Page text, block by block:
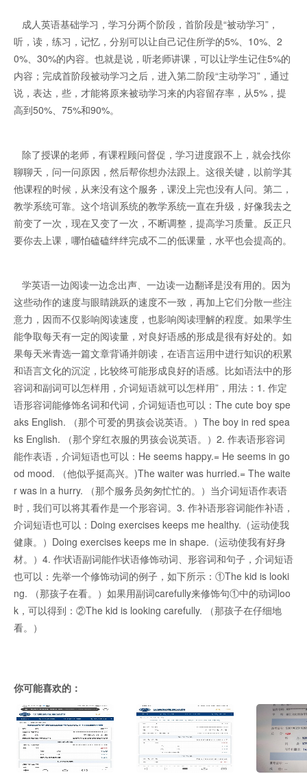
成人英语基础学习，学习分两个阶段，首阶段是“被动学习”，
听，读，练习，记忆，分别可以让自己记住所学的5%、10%、2
0%、30%的内容。也就是说，听老师讲课，可以让学生记住5%的
内容；完成首阶段被动学习之后，进入第二阶段“主动学习”，通过
说，表达，些，才能将原来被动学习来的内容留存率，从5%，提
高到50%、75%和90%。
除了授课的老师，有课程顾问督促，学习进度跟不上，就会找你
聊聊天，问一问原因，然后帮你想办法跟上。这很关键，以前学其
他课程的时候，从来没有这个服务，课没上完也没有人问。第二，
教学系统可靠。这个培训系统的教学系统一直在升级，好像我去之
前变了一次，现在又变了一次，不断调整，提高学习质量。反正只
要你去上课，哪怕磕磕绊绊完成不二的低课量，水平也会提高的。
学英语一边阅读一边念出声、一边读一边翻译是没有用的。因为
这些动作的速度与眼睛跳跃的速度不一致，再加上它们分散一些注
意力，因而不仅影响阅读速度，也影响阅读理解的程度。如果学生
能争取每天有一定的阅读量，对良好语感的形成是很有好处的。如
果每天米青选一篇文章背诵并朗读，在语言运用中进行知识的积累
和语言文化的沉淀，比较终可能形成良好的语感。比如语法中的形
容词和副词可以怎样用，介词短语就可以怎样用”，用法：1. 作定
语形容词能修饰名词和代词，介词短语也可以：The cute boy spe
aks English. （那个可爱的男孩会说英语。）The boy in red spea
ks English. （那个穿红衣服的男孩会说英语。）2. 作表语形容词
能作表语，介词短语也可以：He seems happy.= He seems in go
od mood. （他似乎挺高兴。)The waiter was hurried.= The waite
r was in a hurry. （那个服务员匆匆忙忙的。）当介词短语作表语
时，我们可以将其看作是一个形容词。3. 作补语形容词能作补语，
介词短语也可以：Doing exercises keeps me healthy.（运动使我
健康。）Doing exercises keeps me in shape.（运动使我有好身
材。）4. 作状语副词能作状语修饰动词、形容词和句子，介词短语
也可以：先举一个修饰动词的例子，如下所示：①The kid is looki
ng. （那孩子在看。）如果用副词carefully来修饰句①中的动词loo
k，可以得到：②The kid is looking carefully. （那孩子在仔细地
看。）
你可能喜欢的：